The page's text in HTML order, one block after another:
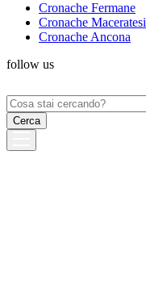
Cronache Fermane
Cronache Maceratesi
Cronache Ancona
follow us
Ricerca
per: